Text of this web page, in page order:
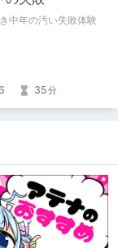
中年の汚い失敗体験
35分